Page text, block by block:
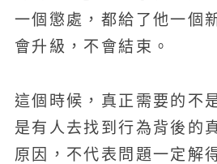
一個懲處，都給了他一個
會升級，不會結束。
這個時候，真正需要的不
是有人去找到行為背後的
原因，不代表問題一定解